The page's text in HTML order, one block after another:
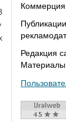
Редакция
Материалы